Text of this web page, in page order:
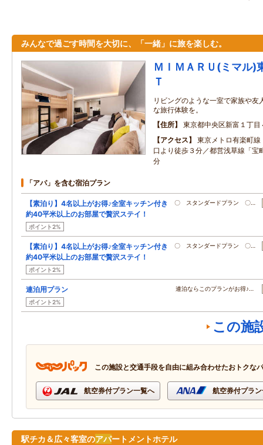
みんなで過ごす時間を大切に、「一緒」に旅を楽しむ。
ＭＩＭＡＲＵ(ミマル
Ｔ
リビングのような一室で家族や友
な旅行体験を。
住所
東京都中央区新富１丁目
アクセス
東京メトロ有楽町
口より徒歩３分／都営浅草線「宝
分
「アパ」を含む宿泊プラン
【素泊り】4名以上がお得♪全室キッチン付き
約40平米以上のお部屋で贅沢ステイ！
ポイント2%
〇 スタンダードプラン 〇…
【素泊り】4名以上がお得♪全室キッチン付き
約40平米以上のお部屋で贅沢ステイ！
ポイント2%
〇 スタンダードプラン 〇…
連泊用プラン
ポイント2%
連泊ならこのプランがお得♪…
この施
この施設と交通手段を自由に組み合わせたおトクな
航空券付プラン一覧へ 航空券付プラ
駅チカ＆広々客室のアパートメントホテル